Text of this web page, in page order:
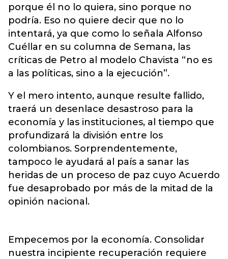
porque él no lo quiera, sino porque no
podría. Eso no quiere decir que no lo
intentará, ya que como lo señala Alfonso
Cuéllar en su columna de Semana, las
críticas de Petro al modelo Chavista “no es
a las políticas, sino a la ejecución”.
Y el mero intento, aunque resulte fallido,
traerá un desenlace desastroso para la
economía y las instituciones, al tiempo que
profundizará la división entre los
colombianos. Sorprendentemente,
tampoco le ayudará al país a sanar las
heridas de un proceso de paz cuyo Acuerdo
fue desaprobado por más de la mitad de la
opinión nacional.
Empecemos por la economía. Consolidar
nuestra incipiente recuperación requiere